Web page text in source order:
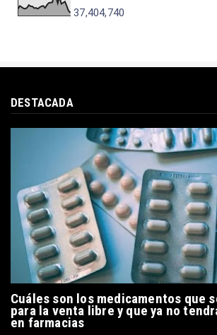
37,404,740
DESTACADA
Cuáles son los medicamentos que
para la venta libre y que ya no
en farmacias